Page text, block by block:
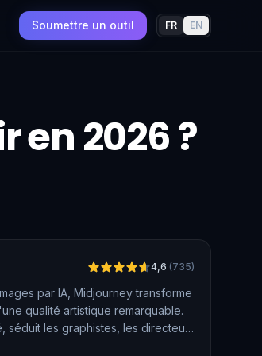
Soumettre un outil FR EN
en 2026 ?
4,6 (735)
par IA, Midjourney transforme
qualité artistique remarquable.
séduit les graphistes, les directeurs